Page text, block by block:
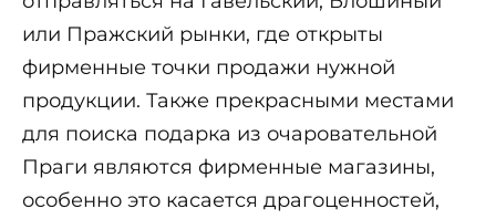
или Пражский рынки, где открыты
фирменные точки продажи нужной
продукции. Также прекрасными местами
для поиска подарка из очаровательной
Праги являются фирменные магазины,
особенно это касается драгоценностей,